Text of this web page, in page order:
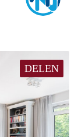
DELEN